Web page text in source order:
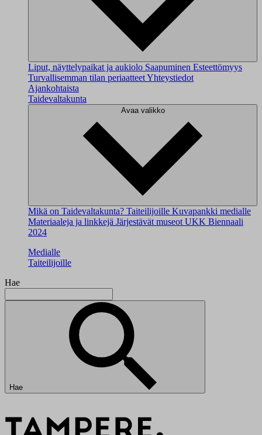
Liput, näyttelypaikat ja aukiolo Saapuminen Esteettömyys
Turvallisemman tilan periaatteetYhteystiedot
Ajankohtaista
Taidevaltakunta
Avaa valikko
Mikä on Taidevaltakunta? Taiteilijoille Kuvapankki medialle
Materiaaleja ja linkkejä Järjestävät museot UKK Biennaali
2024
Medialle
Taiteilijoille
Hae
Hae